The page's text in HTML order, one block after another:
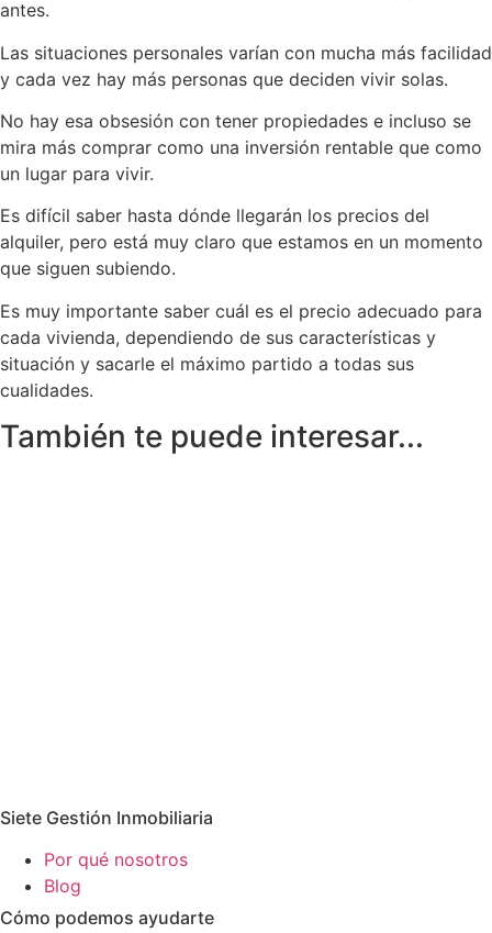
antes.
Las situaciones personales varían con mucha más facilidad
y cada vez hay más personas que deciden vivir solas.
No hay esa obsesión con tener propiedades e incluso se
mira más comprar como una inversión rentable que como
un lugar para vivir.
Es difícil saber hasta dónde llegarán los precios del
alquiler, pero está muy claro que estamos en un momento
que siguen subiendo.
Es muy importante saber cuál es el precio adecuado para
cada vivienda, dependiendo de sus características y
situación y sacarle el máximo partido a todas sus
cualidades.
También te puede interesar...
Siete Gestión Inmobiliaria
Por qué nosotros
Blog
Cómo podemos ayudarte